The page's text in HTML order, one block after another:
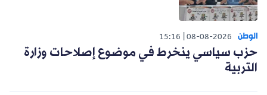
الوطن 08-08-2026
15:16
حزب سياسي ينخرط في موضوع إصلاحات وزارة
التربية